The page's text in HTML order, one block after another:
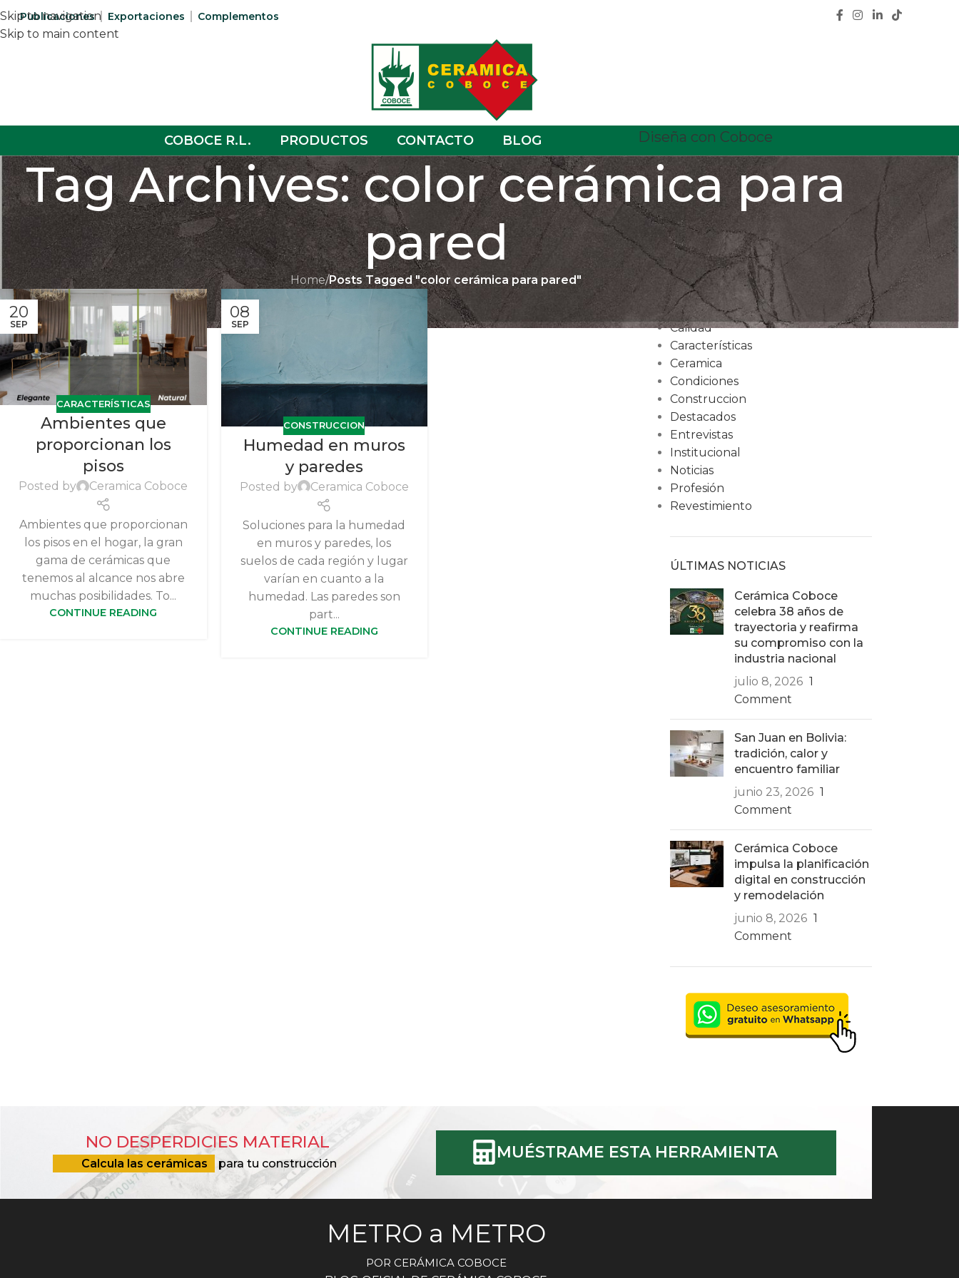
Skip to navigation
Skip to main content
Publicaciones Exportaciones Complementos
COBOCE R.L. PRODUCTOS CONTACTO BLOG Diseña con Coboce
Tag Archives: color cerámica para
pared
Home/Posts Tagged "color cerámica para pared"
20
SEP
CARACTERÍSTICAS
Ambientes que
proporcionan los
pisos
Posted by Ceramica Coboce
Ambientes que proporcionan
los pisos en el hogar, la gran
gama de cerámicas que
tenemos al alcance nos abre
muchas posibilidades. To...
CONTINUE READING
08
SEP
CONSTRUCCION
Humedad en muros
y paredes
Posted by Ceramica Coboce
Soluciones para la humedad
en muros y paredes, los
suelos de cada región y lugar
varían en cuanto a la
humedad. Las paredes son
part...
CONTINUE READING
CATEGORÍAS
Calidad
Características
Ceramica
Condiciones
Construccion
Destacados
Entrevistas
Institucional
Noticias
Profesión
Revestimiento
ÚLTIMAS NOTICIAS
Cerámica Coboce
celebra 38 años de
trayectoria y reafirma
su compromiso con la
industria nacional
julio 8, 2026 1
Comment
San Juan en Bolivia:
tradición, calor y
encuentro familiar
junio 23, 2026 1
Comment
Cerámica Coboce
impulsa la planificación
digital en construcción
y remodelación
junio 8, 2026 1
Comment
NO DESPERDICIES MATERIAL
Calcula las cerámicas para tu construcción
MUÉSTRAME ESTA HERRAMIENTA
METRO a METRO
POR CERÁMICA COBOCE